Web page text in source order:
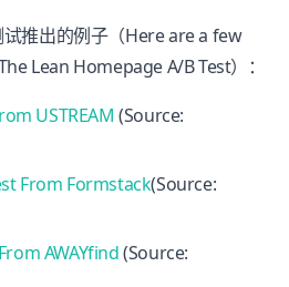
推出的例子（Here are a few
Lean Homepage A/B Test）：
USTREAM (Source:
From Formstack(Source:
AWAYfind(Source: